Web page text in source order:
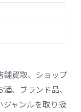
舗買取、ショップ
、ブランド品、
ジャンルを取り扱